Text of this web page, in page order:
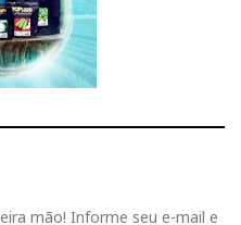
mão! Informe seu e-mail e